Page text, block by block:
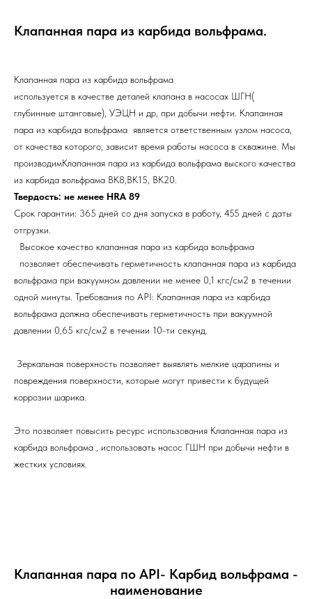
Клапанная пара из карбида вольфрама.
Клапанная пара из карбида вольфрама
используется в качестве деталей клапана в насосах ШГН(
глубинные штанговые), УЭЦН и др, при добычи нефти. Клапанная
пара из карбида вольфрама является ответственным узлом насоса,
от качества которого, зависит время работы насоса в скважине. Мы
производимКлапанная пара из карбида вольфрама выского качества
из карбида вольфрама ВК8,ВК15, ВК20.
Твердость: не менее HRА 89
Срок гарантии: 365 дней со дня запуска в работу, 455 дней с даты
отгрузки.
Высокое качество клапанная пара из карбида вольфрама
позволяет обеспечивать герметичность клапанная пара из карбида
вольфрама при вакуумном давлении не менее 0,1 кгс/см2 в течении
одной минуты. Требования по API: Клапанная пара из карбида
вольфрама должна обеспечивать герметичность при вакуумной
давлении 0,65 кгс/см2 в течении 10-ти секунд.
Зеркальная поверхность позволяет выявлять мелкие царапины и
повреждения поверхности, которые могут привести к будущей
коррозии шарика.
Это позволяет повысить ресурс использования Клапанная пара из
карбида вольфрама , использовать насос ГШН при добычи нефти в
жестких условиях.
Клапанная пара по API- Карбид вольфрама -
наименование